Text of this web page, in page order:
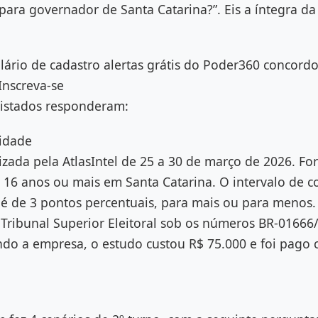
governador de Santa Catarina?”. Eis a íntegra da
de cadastro alertas grátis do Poder360
se
responderam:
pela AtlasIntel de 25 a 30 de março de 2026.
16 anos ou mais em Santa Catarina. O intervalo de
de 3 pontos percentuais, para mais ou para
Superior Eleitoral sob os números BR-
a empresa, o estudo custou R$ 75.000 e foi pago